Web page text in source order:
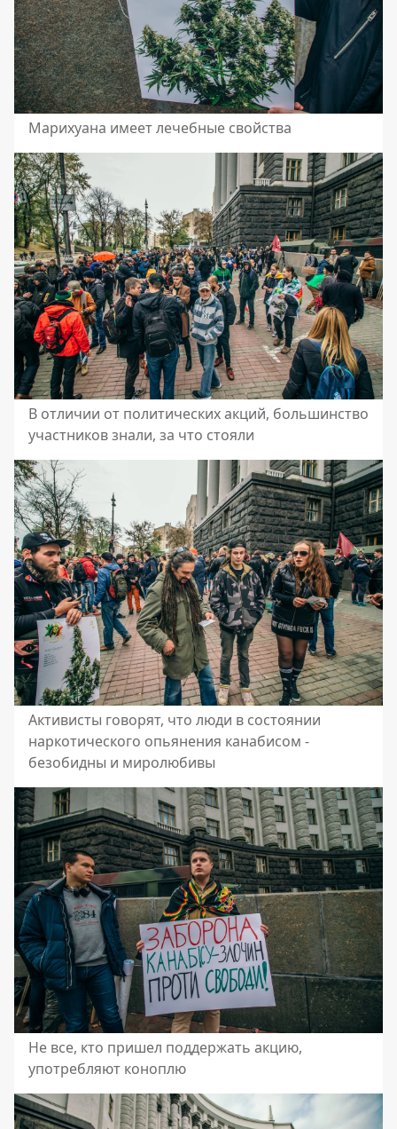
Марихуана имеет лечебные свойства
В отличии от политических акций, большинство
участников знали, за что стояли
Активисты говорят, что люди в состоянии
наркотического опьянения канабисом -
безобидны и миролюбивы
Не все, кто пришел поддержать акцию,
употребляют коноплю